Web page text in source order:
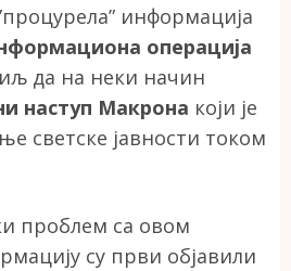
информација
операција
да на неки начин
наступ Макрона који је
светске јавности током
проблем са овом
су први објавили